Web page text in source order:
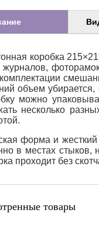
коробка
журналов,
объем
можно
несколько
форма и жесткий
в местах стыков,
проходит без
товары